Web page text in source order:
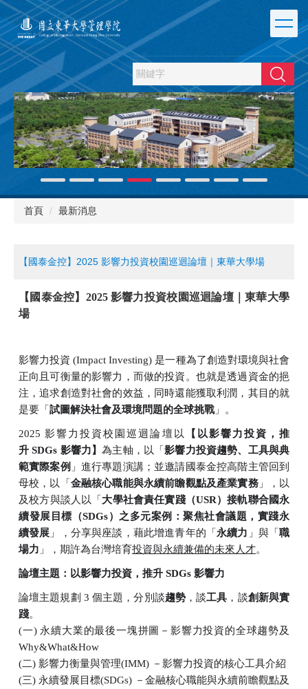
跳
到
主
要
內
容
區
搜尋
首頁 最新消息
【國泰金控】2025 影響力投資校園巡迴論壇｜東華大學場
【國泰金控】2025 影響力投資校園巡迴論壇｜東華大學
場
影響力投資 (Impact Investing) 是一種為了創造對環境與社會
正向且可衡量的影響力，而做的投資。也就是透過資金的挹
注，追求創造對社會的效益，同時還能獲取利潤，其目的就
是要「 試圖解決社會及環境問題的全球挑戰 」。
2025影響力投資校園巡迴論壇以
【以影響力投資，推
升 SDGs 影響力】為主軸，以「影響力投資趨勢、工具與典
範實際案例 」進行專題演講；並邀請國泰金控高階主管回到
母校，以「 金融核心職能與永續前瞻觀點及產業實務」，以
及校方與談人以「 大學社會責任實踐（USR）接軌聯合國永
續發展目標（SDGs）之多元案例：聚焦社會議題，實踐永
續發展 」，分享與座談，藉此增進青年的「永續力 」與「職
場力 」，期許為台灣培育投資與永續兼備的未來人才。
論壇主題：以影響力投資，推升 SDGs 影響力
論壇主題規劃 3 個主題，分別談趨勢，談工具 ，談創新與實
踐。
(一) 永續大業的最後一塊拼圖－影響力投資的全球趨勢及
Why&What&How
(二) 影響力衡量與管理(IMM) －影響力投資的核心工具介紹
(三) 永續發展目標(SDGs) －金融核心職能與永續前瞻觀點及